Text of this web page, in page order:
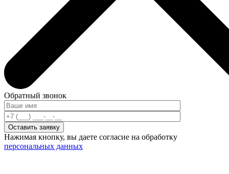
Обратный звонок
Нажимая кнопку, вы даете согласие на обработку
персональных данных